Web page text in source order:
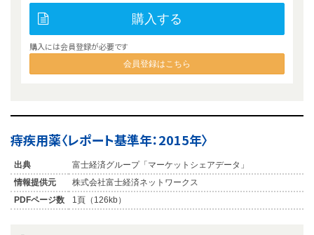
購入する
購入には会員登録が必要です
会員登録はこちら
痔疾用薬〈レポート基準年：2015年〉
出典
富士経済グループ「マーケットシェアデータ」
情報提供元
株式会社富士経済ネットワークス
PDFページ数
1頁（126kb）